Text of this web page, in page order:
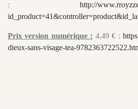
: http://
Prix version numérique : 4,49 € :
dieux-sans-visage-tea-